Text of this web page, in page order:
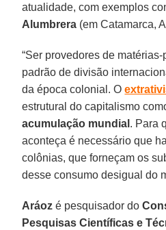
atualidade, com exemplos
Alumbrera (em Catamarca,
“Ser provedores de
padrão de divisão
da época colonial. O
estrutural do capitalismo
acumulação mundial . Para
aconteça é necessário que
colônias, que forneçam os
desse consumo desigual do
Aráoz é pesquisador do
Pesquisas Científicas e